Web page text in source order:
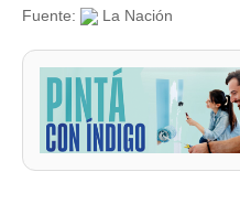
Fuente: La Nación